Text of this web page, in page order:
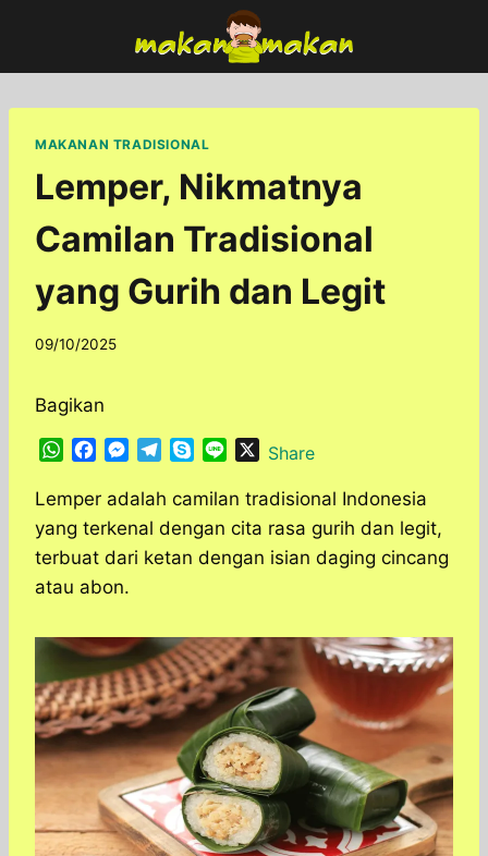
content
MAKANAN TRADISIONAL
Lemper, Nikmatnya
Camilan Tradisional
yang Gurih dan Legit
By
09/10/2025
Bagikan
W
a
t
s
A
p
c
e
b
o
o
M
s
s
e
n
r
l
e
g
r
y
p
e
n
e
XShare
​​Lemper adalah camilan tradisional Indonesia
yang terkenal dengan cita rasa gurih dan legit,
terbuat dari ketan dengan isian daging cincang
atau abon​.